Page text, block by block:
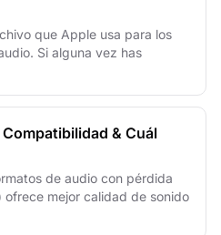
que Apple usa para los
Si alguna vez has
& Cuál
de audio con pérdida
ofrece mejor calidad de sonido